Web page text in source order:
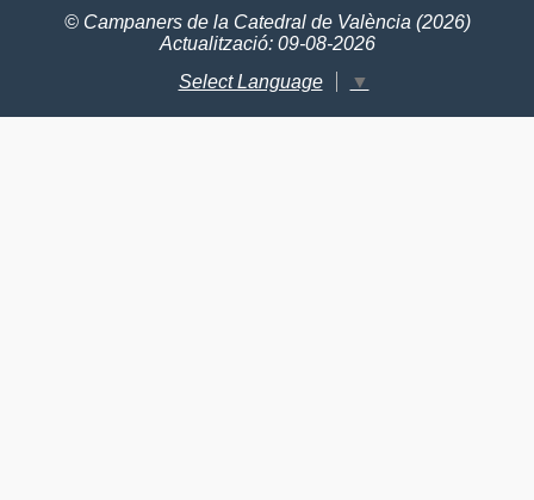
© Campaners de la Catedral de València (2026)
Actualització: 09-08-2026
Select Language
▼